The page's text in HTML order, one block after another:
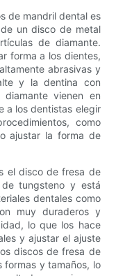
de mandril dental es
un disco de metal
de diamante.
forma a los dientes,
abrasivas y
y la dentina con
vienen en
a los dentistas elegir
como
ajustar la forma de
el disco de fresa de
tungsteno y está
dentales como
muy duraderos y
lo que los hace
y ajustar el ajuste
discos de fresa de
formas y tamaños, lo